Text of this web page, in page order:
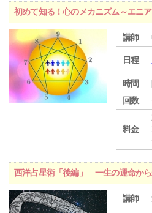
初めて知る！心のメカニズム～エニ
講師
日程
時間
回数
料金
西洋占星術「後編」 一生の運命か
講師